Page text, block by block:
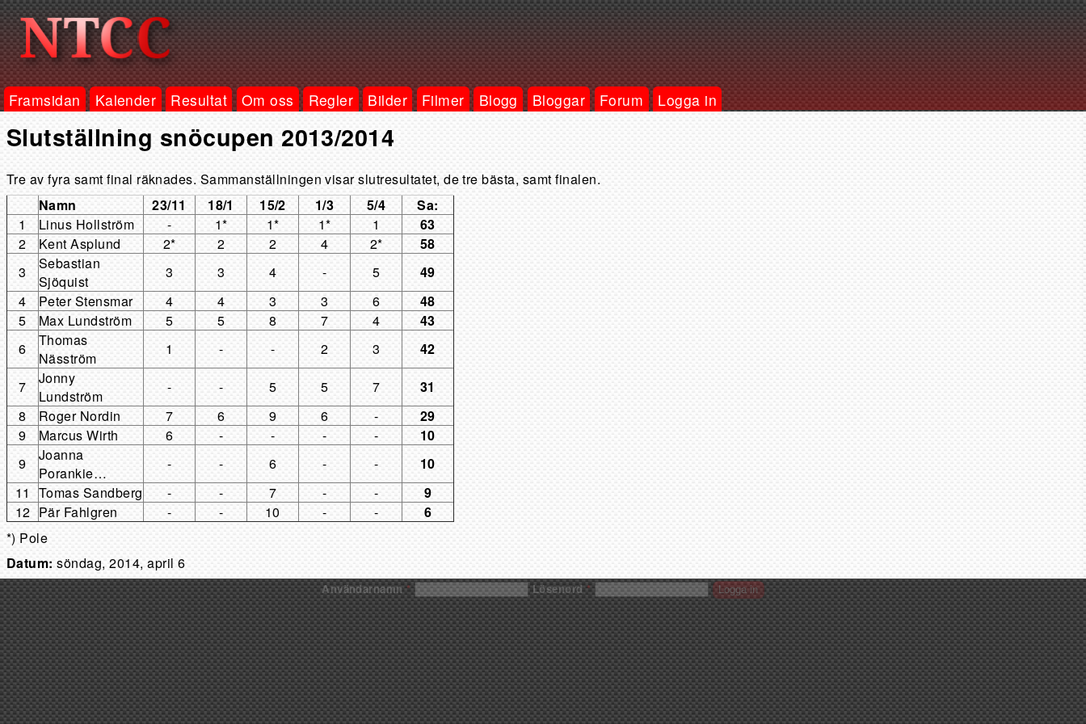
Framsidan Kalender Resultat Om oss Regler Bilder Filmer Blogg Bloggar Forum Logga in
Slutställning snöcupen 2013/2014
Tre av fyra samt final räknades. Sammanställningen visar slutresultatet, de tre bästa, samt finalen.
Namn
23/11 18/1 15/2 1/3 5/4
Sa:
1
Linus Hollström - 1* 1* 1* 1
63
2
Kent Asplund 2* 2 2 4 2*
58
3
Sebastian
Sjöquist
3 3 4 - 5
49
4
Peter Stensmar 4 4 3 3 6
48
5
Max Lundström 5 5 8 7 4
43
6
Thomas
Näsström
1 - - 2 3 42
7
Jonny
Lundström
- - 5 5 7
31
8
Roger Nordin 7 6 9 6 -
29
9
Marcus Wirth 6 - - - -
10
9
Joanna
Porankie…
- - 6 - -
10
11
Tomas Sandberg - - 7 - -
9
12 Pär Fahlgren - - 10 - -
6
*) Pole
Datum:söndag, 2014, april 6
Användarnamn* Lösenord*